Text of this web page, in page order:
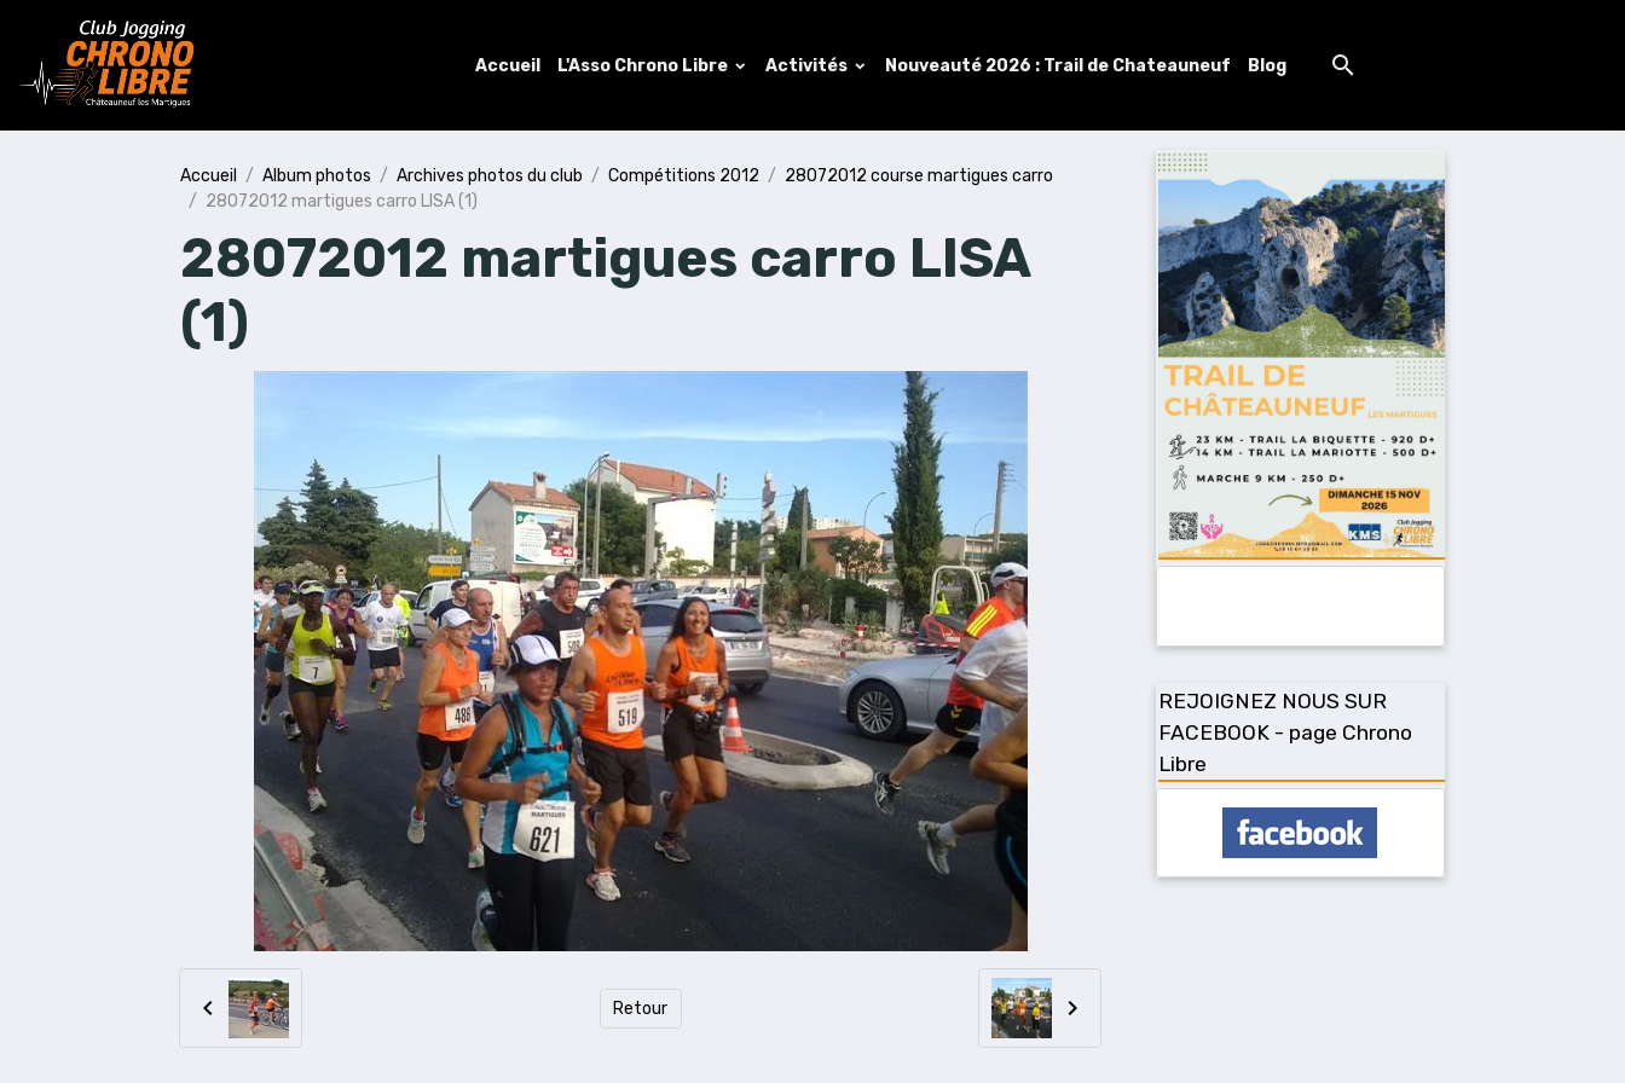
Accueil L'Asso Chrono Libre Activités Nouveauté 2026 : Trail de Chateauneuf Blog
Accueil Album photos Archives photos du club Compétitions 2012
28072012 course martigues carro
28072012 martigues carro LISA (1)
28072012 martigues carro LISA
(1)
Retour
REJOIGNEZ NOUS SUR
FACEBOOK - page Chrono
Libre